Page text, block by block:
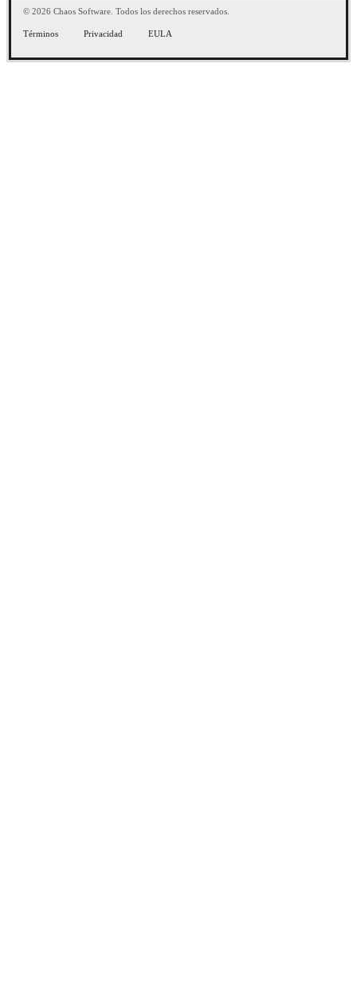
© 2026 Chaos Software. Todos los derechos reservados.
Términos Privacidad EULA